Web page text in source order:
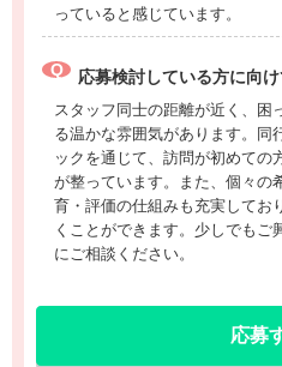
っていると感じています。
応募検討している方に向
スタッフ同士の距離が近く、困
る温かな雰囲気があります。同
ックを通じて、訪問が初めての
が整っています。また、個々の
育・評価の仕組みも充実してお
くことができます。少しでもご
にご相談ください。
応募